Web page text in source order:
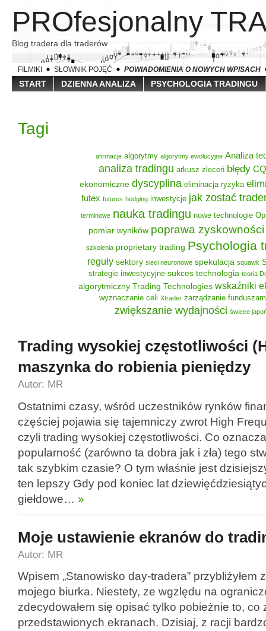
PROfesjonalny
Blog tradera dla traderów
FILMIKI SŁOWNIK POJĘĆ POWIADOMIENIA O NOWYCH WPISACH
START DZIENNA ANALIZA PSYCHOLOGIA TRADINGU
Tagi
afirmacje algorytmy algorytmy ewolucyjne Analiza
analiza tradingu arkusz zleceń błędy
ekonomiczne dyscyplina eliminacja ryzyka
futex futures hedging inwestycje jak zostać
terminowe nauka tradingu nowe technologie
pomiar wyników poprawa zyskowności
szkolenia proprietary trading Psychologia
reguły sektory sieci neuronowe spekulacja squawk
strategie inwestycyjne sukces technologia teoria
algorytmiczny Trading Technologies wskaźniki
wyznaczanie celi Xtrader zarządzanie
zwiększanie wydajności świece
Trading wysokiej częstotliwości
maszynka do robienia pieniędzy
Autor: MR
Ostatnimi czasy, wśród uczestników rynków
częściej pojawia się tajemniczy zwrot High
czyli trading wysokiej częstotliwości. Co
popularność (zarówno ta dobra jak i zła) tego
tak szybkim czasie? O tym właśnie jest
ten lepszy Gdy pod koniec lat
giełdowe… »
Moje ustawienie ekranów do
Autor: MR
Wpisem „Stanowisko day-tradera” przybliżyłem
mojego biurka. Niestety, ze wgzlędu na
zdecydowałem się opisać tylko pobieżnie to, co
przedstawionych ekranach. Dzisiaj, z racji